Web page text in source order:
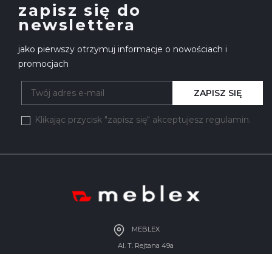
zapisz się do
newslettera
jako pierwszy otrzymuj informacje o nowościach i
promocjach
Klikając przycisk "zapisz się" akceptujesz regulamin.
ZAPISZ SIĘ
MEBLEX
Al. T. Rejtana 49a